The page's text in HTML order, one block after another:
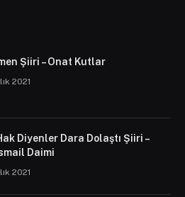
Şiiri – Onat Kutlar
2021
Diyenler Dara Dolaştı Şiiri –
Daimi
2021